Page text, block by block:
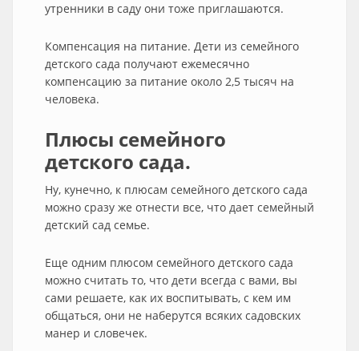
утренники в саду они тоже приглашаются.
Компенсация на питание. Дети из семейного
детского сада получают ежемесячно
компенсацию за питание около 2,5 тысяч на
человека.
Плюсы семейного
детского сада.
Ну, кунечно, к плюсам семейного детского сада
можно сразу же отнести все, что дает семейный
детский сад семье.
Еще одним плюсом семейного детского сада
можно считать то, что дети всегда с вами, вы
сами решаете, как их воспитывать, с кем им
общаться, они не наберутся всяких садовских
манер и словечек.